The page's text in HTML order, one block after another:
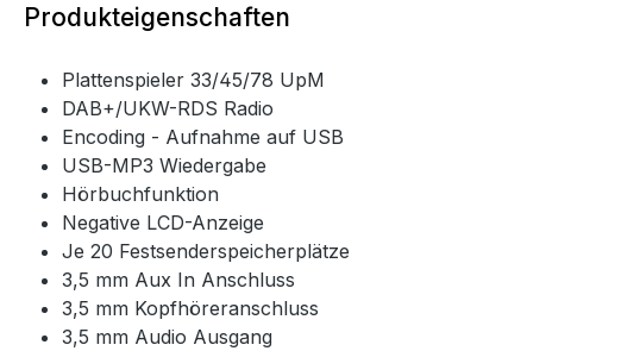
Produkteigenschaften
Plattenspieler 33/45/78 UpM
DAB+/UKW-RDS Radio
Encoding - Aufnahme auf USB
USB-MP3 Wiedergabe
Hörbuchfunktion
Negative LCD-Anzeige
Je 20 Festsenderspeicherplätze
3,5 mm Aux In Anschluss
3,5 mm Kopfhöreranschluss
3,5 mm Audio Ausgang